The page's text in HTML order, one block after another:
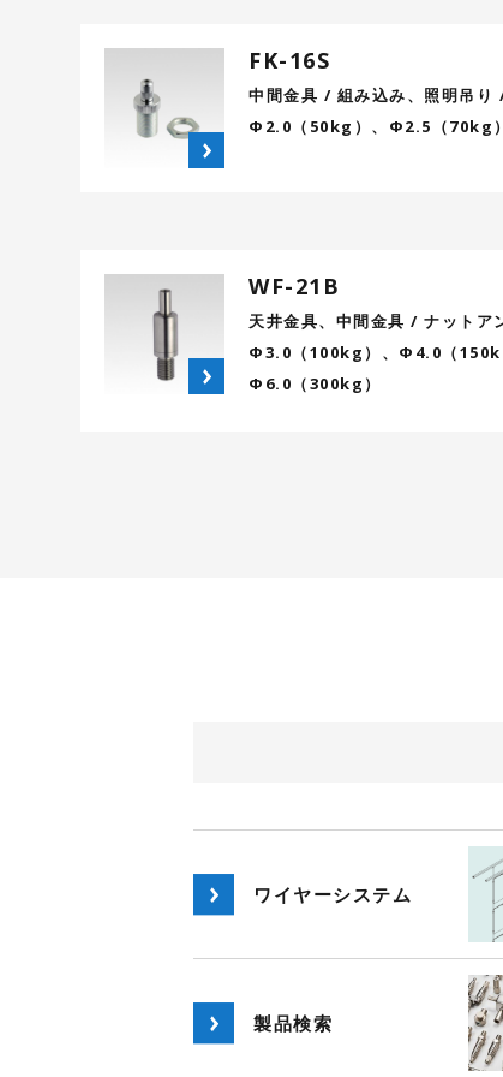
FK-16S
中間金具 / 組み込み、照明吊
Φ2.0（50kg）、Φ2.5（70kg）
WF-21B
天井金具、中間金具 / ナットア
Φ3.0（100kg）、Φ4.0（
Φ6.0（300kg）
ワイヤーシステム
製品検索